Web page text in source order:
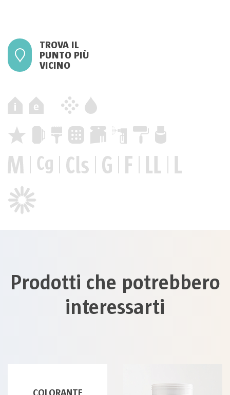
TROVA IL
PUNTO PIÙ
VICINO
Prodotti che potrebbero
interessarti